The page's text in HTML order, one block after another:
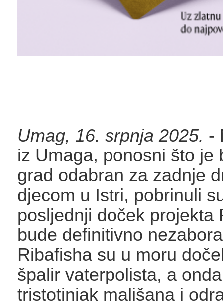
Umag, 16. srpnja 2025. -
iz Umaga, ponosni što je
grad odabran za zadnje
djecom u Istri, pobrinuli
posljednji doček projekta
bude definitivno
Ribafisha su u moru
špalir vaterpolista, a
tristotinjak mališana i